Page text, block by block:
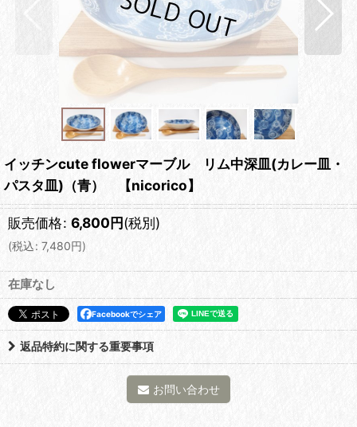
イッチンcute flowerマーブル リム中深皿(カレー皿・
パスタ皿)（青） 【nicorico】
販売価格: 6,800円(税別)
(税込: 7,480円)
在庫なし
Facebookでシェア
返品特約に関する重要事項
お問い合わせ